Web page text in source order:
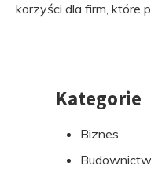
korzyści dla firm, które
PrzejdźKategorie
Biznes